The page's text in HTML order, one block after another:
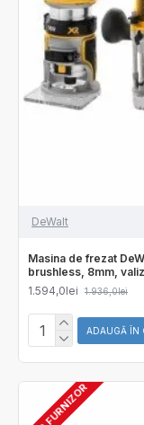
DeWalt
Masina de frezat
brushless, 8mm,
1.594,0lei
1.936,0lei
ADAUGĂ ÎN